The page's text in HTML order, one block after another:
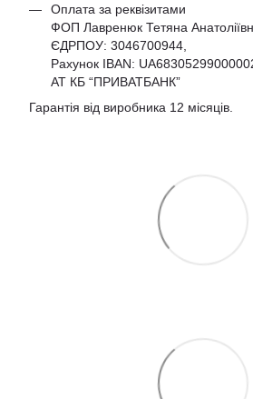
Оплата за реквізитами
ФОП Лавренюк Тетяна
ЄДРПОУ: 3046700944
Рахунок IBAN:
АТ КБ “ПРИВАТБАНК”
Гарантія від виробника 12 місяців.